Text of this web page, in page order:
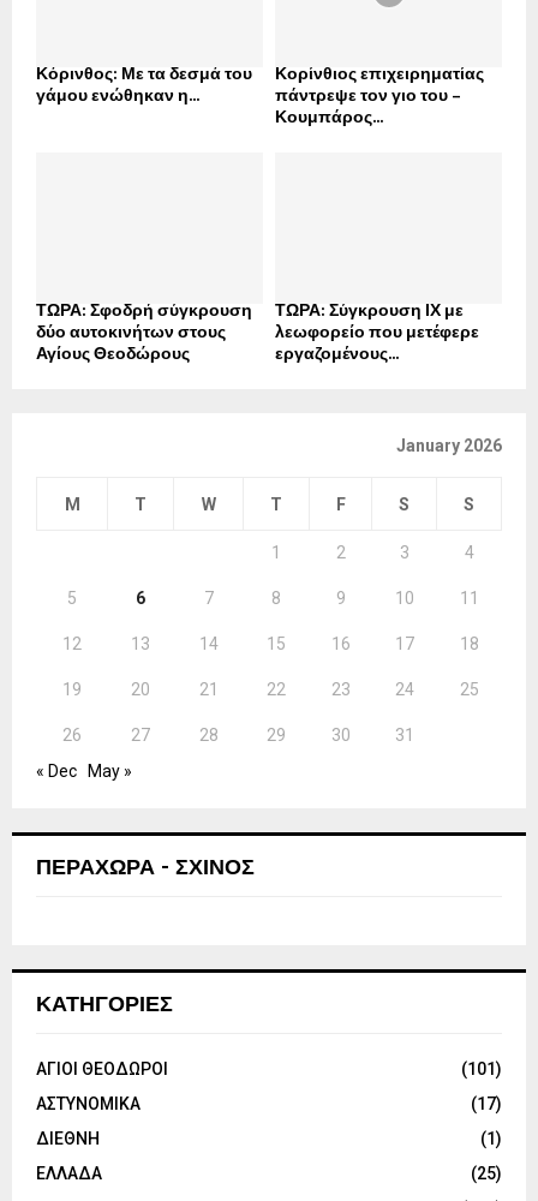
Κόρινθος: Με τα δεσμά του
γάμου ενώθηκαν η...
Κορίνθιος επιχειρηματίας
πάντρεψε τον γιο του –
Κουμπάρος...
ΤΩΡΑ: Σφοδρή σύγκρουση
δύο αυτοκινήτων στους
Αγίους Θεοδώρους
ΤΩΡΑ: Σύγκρουση ΙΧ με
λεωφορείο που μετέφερε
εργαζομένους...
January 2026
M T W T F S S
1 2 3 4
5 6 7 8 9 10 11
12 13 14 15 16 17 18
19 20 21 22 23 24 25
26 27 28 29 30
31
« Dec
May »
ΠΕΡΑΧΩΡΑ - ΣΧΙΝΟΣ
ΚΑΤΗΓΟΡΙΕΣ
ΑΓΙΟΙ ΘΕΟΔΩΡΟΙ
(101)
ΑΣΤΥΝΟΜΙΚΑ
(17)
ΔΙΕΘΝΗ
(1)
ΕΛΛΑΔΑ
(25)